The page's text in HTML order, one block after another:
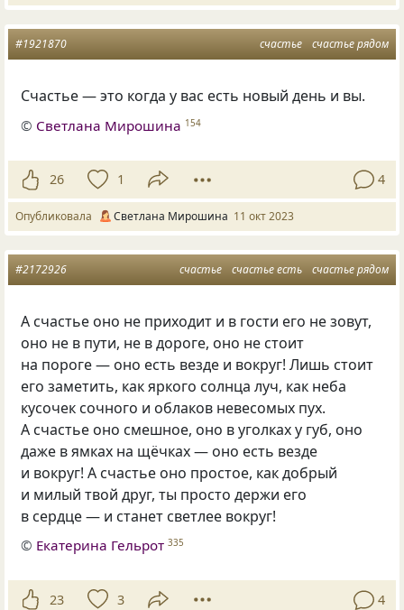
счастье счастье рядом
#1921870
Счастье — это когда у вас есть новый день и вы.
© Светлана Мирошина 154
26 1 4
Опубликовала Светлана Мирошина 11 окт 2023
счастье счастье есть счастье рядом
#2172926
А счастье оно не приходит и в гости его не зовут,
оно не в пути, не в дороге, оно не стоит
на пороге — оно есть везде и вокруг! Лишь стоит
его заметить, как яркого солнца луч, как неба
кусочек сочного и облаков невесомых пух.
А счастье оно смешное, оно в уголках у губ, оно
даже в ямках на щёчках — оно есть везде
и вокруг! А счастье оно простое, как добрый
и милый твой друг, ты просто держи его
в сердце — и станет светлее вокруг!
© Екатерина Гельрот 335
23 3 4